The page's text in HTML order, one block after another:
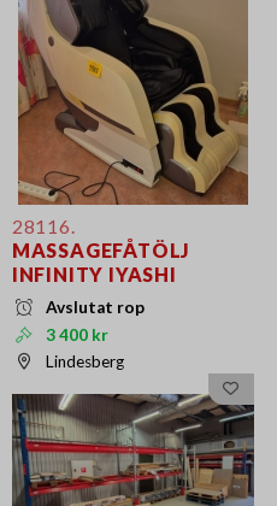
28116.
MASSAGEFÅTÖLJ
INFINITY IYASHI
Avslutat rop
3 400 kr
Lindesberg